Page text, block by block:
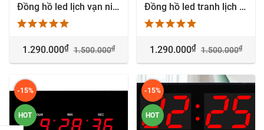
Đồng hồ led lịch vạn niên tranh đổi màu sản xuất theo yêu cầu - Kênh Sáng Tạo
1.290.000₫ 1.500.000₫
Đồng hồ led tranh lịch vạn niên Mica Tài Lộc - 2024
1.290.000₫ 1.500.000₫
-15%
HOT
-15%
HOT